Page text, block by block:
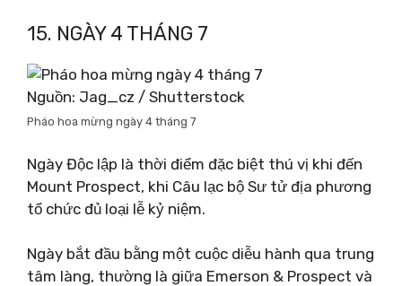
15. NGÀY 4 THÁNG 7
Nguồn: Jag_cz / Shutterstock
Pháo hoa mừng ngày 4 tháng 7
Ngày Độc lập là thời điểm đặc biệt thú vị khi đến
Mount Prospect, khi Câu lạc bộ Sư tử địa phương
tổ chức đủ loại lễ kỷ niệm.
Ngày bắt đầu bằng một cuộc diễu hành qua trung
tâm làng, thường là giữa Emerson & Prospect và